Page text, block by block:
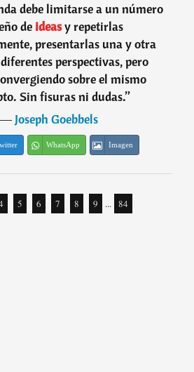
debe limitarse a un número
de ideasy repetirlas
presentarlas una y otra
perspectivas, pero
sobre el mismo
Sin fisuras ni dudas.”
Joseph Goebbels
WhatsApp Imagen
5 6 7 8 9 ... 84